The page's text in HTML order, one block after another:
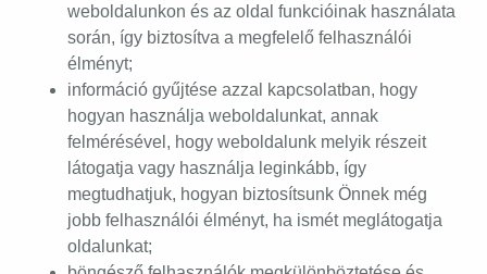
weboldalunkon és az oldal funkcióinak használata
során, így biztosítva a megfelelő felhasználói
élményt;
információ gyűjtése azzal kapcsolatban, hogy
hogyan használja weboldalunkat, annak
felmérésével, hogy weboldalunk melyik részeit
látogatja vagy használja leginkább, így
megtudhatjuk, hogyan biztosítsunk Önnek még
jobb felhasználói élményt, ha ismét meglátogatja
oldalunkat;